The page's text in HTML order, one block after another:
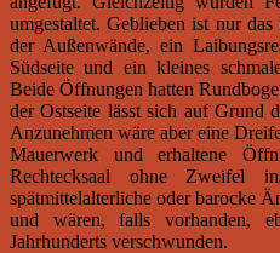
umgestaltet. Geblieben ist nur
der Außenwände, ein
Südseite und ein kleines
Beide Öffnungen hatten
der Ostseite lässt sich auf Grund
Anzunehmen wäre aber eine
Mauerwerk und erhaltene
Rechtecksaal ohne Zweifel
spätmittelalterliche oder barocke
und wären, falls vorhanden,
Jahrhunderts verschwunden.